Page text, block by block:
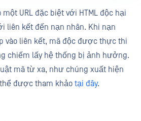
URL đặc biệt với HTML độc hại
liên kết đến nạn nhân. Khi nạn
vào liên kết, mã độc được thực thi
chiếm lấy hệ thống bị ảnh hưởng.
mã từ xa, như chúng xuất hiện
được tham khảo tại đây.